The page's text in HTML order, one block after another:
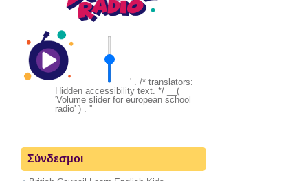
' . /* translators:
Hidden accessibility text. */ __(
'Volume slider for european school
radio' ) . ''
Σύνδεσμοι